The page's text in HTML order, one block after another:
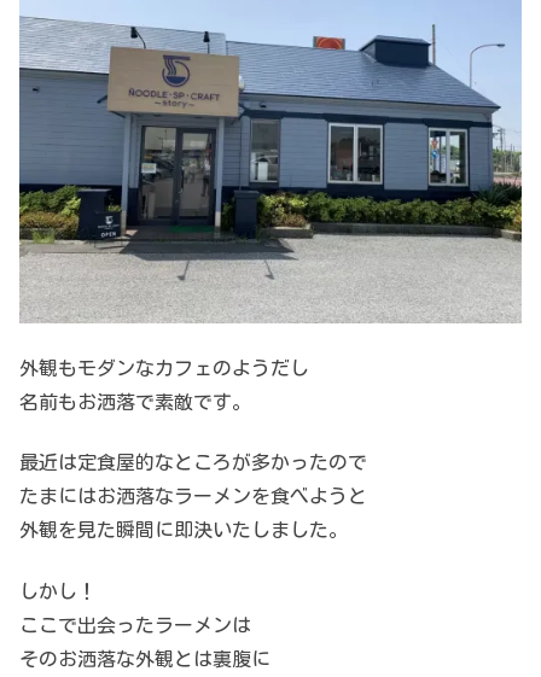
外観もモダンなカフェのようだし
名前もお洒落で素敵です。
最近は定食屋的なところが多かったので
たまにはお洒落なラーメンを食べようと
外観を見た瞬間に即決いたしました。
しかし！
ここで出会ったラーメンは
そのお洒落な外観とは裏腹に